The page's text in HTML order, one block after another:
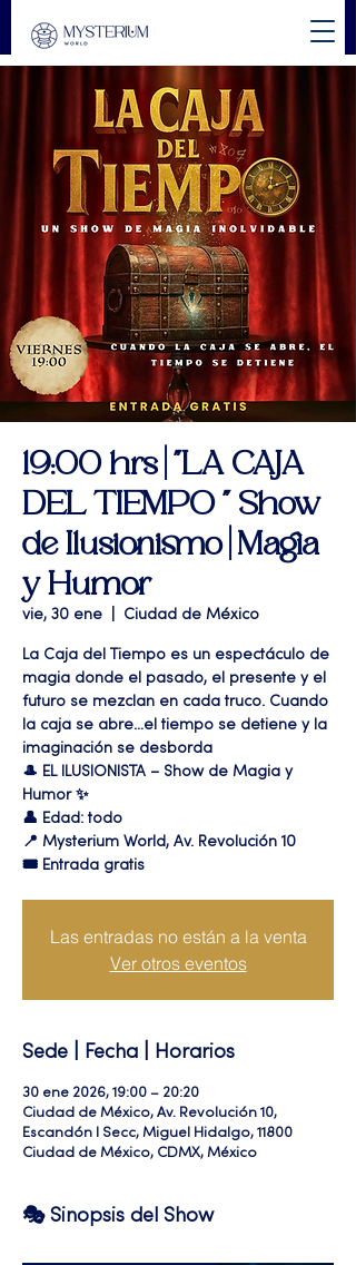
19:00 hrs | "LA CAJA
DEL TIEMPO " Show
de Ilusionismo | Magia
y Humor
vie, 30 ene Ciudad de México
La Caja del Tiempo es un espectáculo de
magia donde el pasado, el presente y el
futuro se mezclan en cada truco. Cuando
la caja se abre…el tiempo se detiene y la
imaginación se desborda
🎩 EL ILUSIONISTA – Show de Magia y
Humor ✨
👤 Edad: todo
📍 Mysterium World, Av. Revolución 10
🎟️ Entrada gratis
Las entradas no están a la venta
Ver otros eventos
Sede | Fecha | Horarios
30 ene 2026, 19:00 – 20:20
Ciudad de México, Av. Revolución 10,
Escandón I Secc, Miguel Hidalgo, 11800
Ciudad de México, CDMX, México
🎭 Sinopsis del Show